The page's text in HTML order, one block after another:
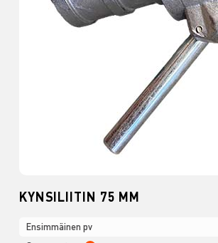
KYNSILIITIN 75 MM
Ensimmäinen pv